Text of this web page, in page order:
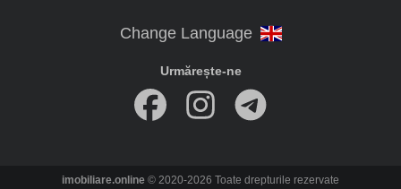
Urmărește-ne
imobiliare.online © 2020-2026 Toate drepturile rezervate